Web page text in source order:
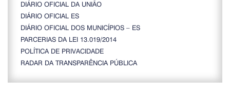
DIÁRIO OFICIAL DA UNIÃO
DIÁRIO OFICIAL ES
DIÁRIO OFICIAL DOS MUNICÍPIOS – ES
PARCERIAS DA LEI 13.019/2014
POLÍTICA DE PRIVACIDADE
RADAR DA TRANSPARÊNCIA PÚBLICA